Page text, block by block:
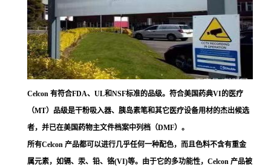
Celcon 有符合FDA、UL和NSF标准的品级。符合美国药典VI的医疗
（MT）品级是干粉吸入器、胰岛素笔和其它医疗设备用材的杰出候选
者，并已在美国药物主文件档案中列档（DMF）。
所有Celcon 产品都可以进行几乎任何一种配色，而且色料不含有重金
属元素，如镉、汞、铅、铬(VI)等。由于它的多功能性，Celcon 产品被